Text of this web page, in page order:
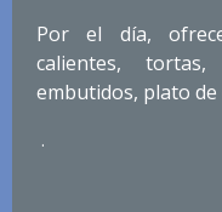
Por el día,
calientes,
embutidos, plato de
.